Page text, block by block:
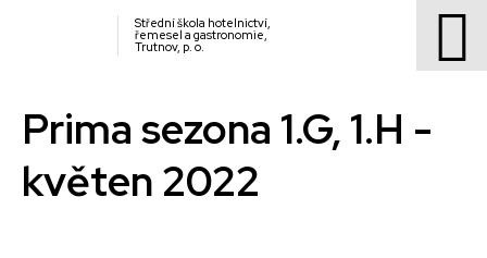
Střední škola hotelnictví,
řemesel a gastronomie,
Trutnov, p. o.
Prima sezona 1.G, 1.H -
květen 2022